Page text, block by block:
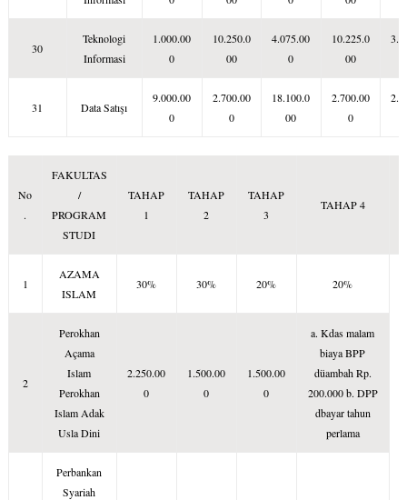
30
Teknologi
Informasi
1.000.00
0
10.250.0
00
4.075.00
0
10.225.0
00
31 Data Satışı
9.000.00
0
2.700.00
0
18.100.0
00
2.700.00
0
No
.
FAKULTAS
/
PROGRAM
STUDI
TAHAP
1
TAHAP
2
TAHAP
3
TAHAP 4
1
AZAMA
ISLAM
30% 30% 20% 20%
2
Perokhan
Açama
Islam
Perokhan
Islam Adak
Usla Dini
2.250.00
0
1.500.00
0
1.500.00
0
a. Kdas malam
biaya BPP
düambah Rp.
200.000 b. DPP
dbayar tahun
perlama
Perbankan
Syariah